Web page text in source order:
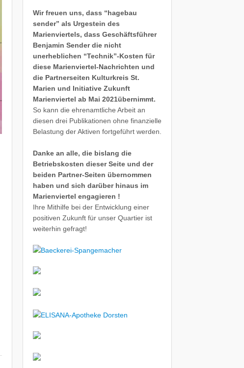
Wir freuen uns, dass “hagebau
sender” als Urgestein des
Marienviertels, dass Geschäftsführer
Benjamin Sender die nicht
unerheblichen “Technik”-Kosten für
diese Marienviertel-Nachrichten und
die Partnerseiten Kulturkreis St.
Marien und Initiative Zukunft
Marienviertel ab Mai 2021übernimmt.
So kann die ehrenamtliche Arbeit an
diesen drei Publikationen ohne finanzielle
Belastung der Aktiven fortgeführt werden.
Danke an alle, die bislang die
Betriebskosten dieser Seite und der
beiden Partner-Seiten übernommen
haben und sich darüber hinaus im
Marienviertel engagieren !
Ihre Mithilfe bei der Entwicklung einer
positiven Zukunft für unser Quartier ist
weiterhin gefragt!